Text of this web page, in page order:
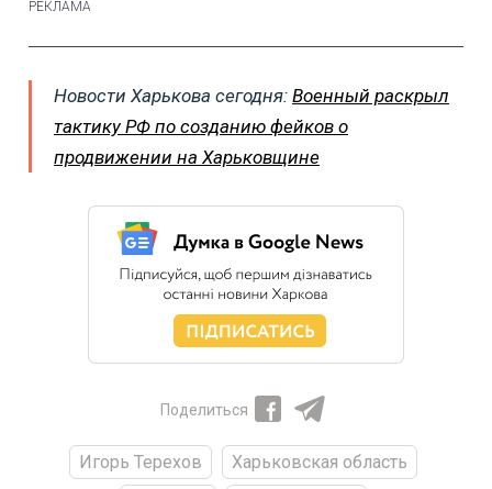
Новости Харькова сегодня: Военный раскрыл
тактику РФ по созданию фейков о
продвижении на Харьковщине
Поделиться
Игорь Терехов
Харьковская область